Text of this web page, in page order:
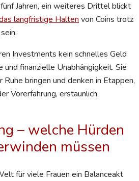
Jahren, ein weiteres Drittel blickt
langfristige Haltenvon Coins trotz
Investments kein schnelles Geld
finanzielle Unabhängigkeit. Sie
bringen und denken in Etappen,
Vorerfahrung, erstaunlich
– welche Hürden
müssen
für viele Frauen ein Balanceakt